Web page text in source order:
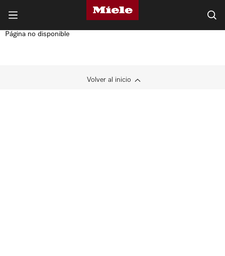
Página no disponible
Volver al inicio